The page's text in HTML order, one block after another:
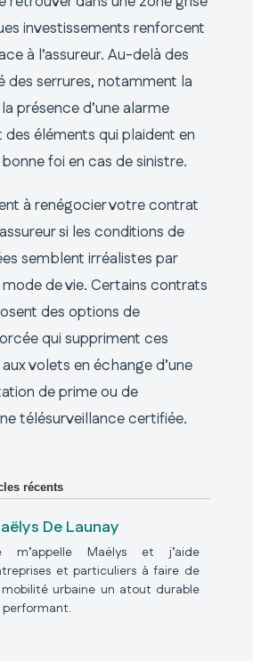
investissements renforcent
à l’assureur. Au-delà des
des serrures, notamment la
présence d’une alarme
éléments qui plaident en
foi en cas de sinistre.
à renégocier votre contrat
si les conditions de
semblent irréalistes par
de vie. Certains contrats
des options de
qui suppriment ces
volets en échange d’une
de prime ou de
télésurveillance certifiée.
récents
De Launay
m’appelle Maëlys et j’aide
et particuliers à faire de
urbaine un atout durable
performant.